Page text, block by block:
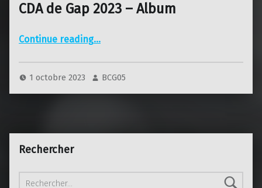
CDA de Gap 2023 – Album
Continue reading“CDA de Gap 2023 – Album”
…
1 octobre 2023 BCG05
Rechercher
Rechercher :